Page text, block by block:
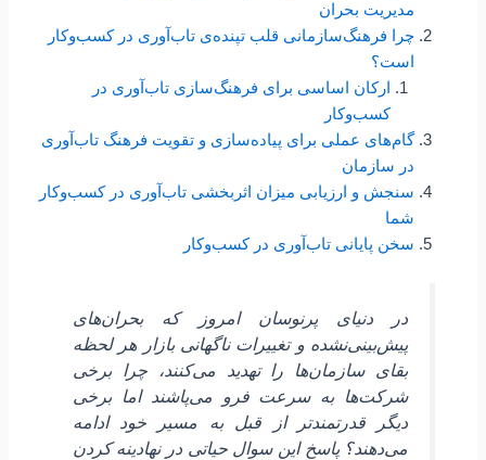
مدیریت بحران
چرا فرهنگ‌سازمانی قلب تپنده‌ی تاب‌آوری در کسب‌و‌کار
است؟
ارکان اساسی برای فرهنگ‌سازی تاب‌آوری در
کسب‌و‌کار
گام‌های عملی برای پیاده‌سازی و تقویت فرهنگ تاب‌آوری
در سازمان
سنجش و ارزیابی میزان اثربخشی تاب‌آوری در کسب‌و‌کار
شما
سخن پایانی تاب‌آوری در کسب‌و‌کار
در دنیای پرنوسان امروز که بحران‌های
پیش‌بینی‌نشده و تغییرات ناگهانی بازار هر لحظه
بقای سازمان‌ها را تهدید می‌کنند، چرا برخی
شرکت‌ها به سرعت فرو می‌پاشند اما برخی
دیگر قدرتمندتر از قبل به مسیر خود ادامه
می‌دهند؟ پاسخ این سوال حیاتی در نهادینه کردن